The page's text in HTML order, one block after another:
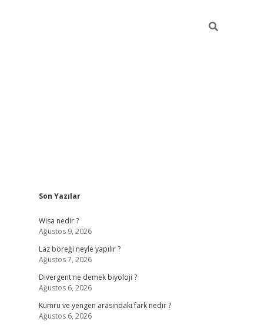
Sidebar
Son Yazılar
Wisa nedir ?
Ağustos 9, 2026
Laz böreği neyle yapılır ?
Ağustos 7, 2026
Divergent ne demek biyoloji ?
Ağustos 6, 2026
Kumru ve yengen arasındaki fark nedir ?
Ağustos 6, 2026
vdcasino güncel giriş